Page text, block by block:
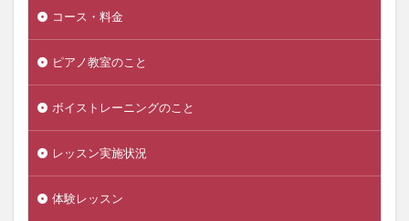
コース・料金
ピアノ教室のこと
ボイストレーニングのこと
レッスン実施状況
体験レッスン